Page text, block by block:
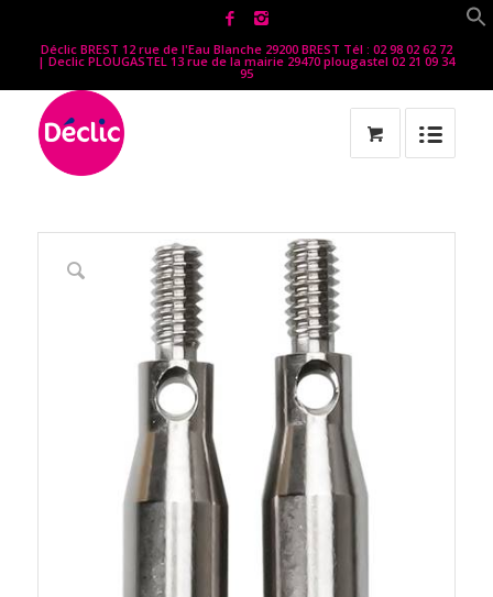
Déclic BREST 12 rue de l'Eau Blanche 29200 BREST Tél : 02 98 02 62 72
| Declic PLOUGASTEL 13 rue de la mairie 29470 plougastel 02 21 09 34
95